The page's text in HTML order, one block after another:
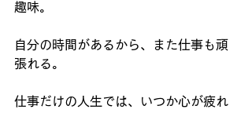
趣味。
自分の時間があるから、また仕事も頑
張れる。
仕事だけの人生では、いつか心が疲れ